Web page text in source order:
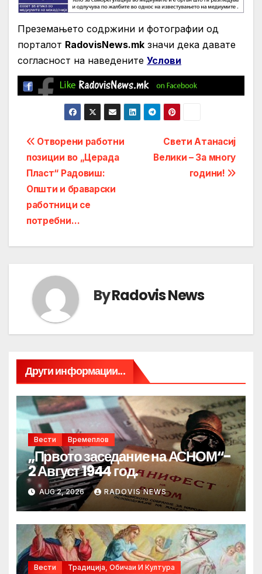
Преземањето содржини и фотографии од
порталот RadovisNews.mk значи дека давате
согласност на нaведените Услови
Post
navigation
Свети Атанасиј
Велики – За многу
години!
Отворени работни
позиции во „Церада
Пласт“ Радовиш:
Општи и браварски
работници се
потребни…
ByRadovis News
Други информации...
Вести Времеплов
„Првото заседание на АСНОМ“-
2 Август 1944 год.
AUG 2, 2026 RADOVIS NEWS
Вести Традиција, Обичаи И Култура